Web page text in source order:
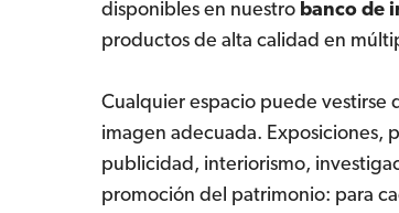
disponibles en nuestro banco de
productos de alta calidad en
Cualquier espacio puede vestirse
imagen adecuada. Exposiciones,
publicidad, interiorismo,
promoción del patrimonio: para